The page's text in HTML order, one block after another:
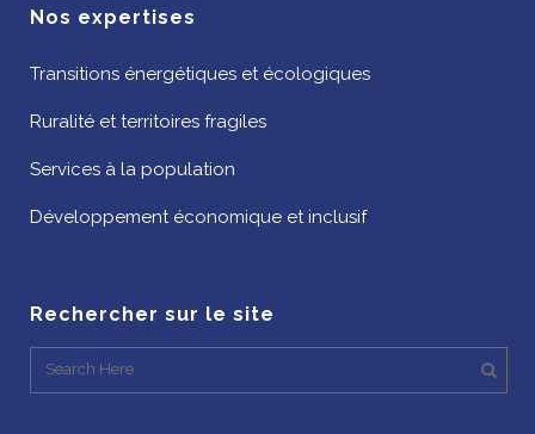
Nos expertises
Transitions énergétiques et écologiques
Ruralité et territoires fragiles
Services à la population
Développement économique et inclusif
Rechercher sur le site